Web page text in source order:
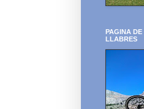
PAGINA DE
LLABRES